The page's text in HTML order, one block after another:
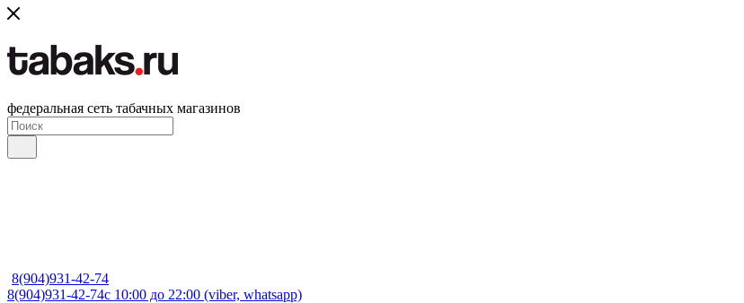
федеральная сеть табачных магазинов
8(904)931-42-74
8(904)931-42-74с 10:00 до 22:00 (viber, whatsapp)